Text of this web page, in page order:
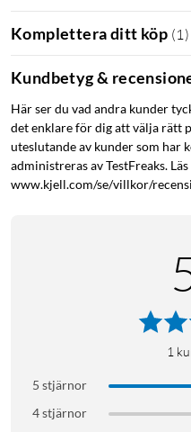
Komplettera ditt köp (1 )
Kundbetyg &
Här ser du vad andra kunder
det enklare för dig att välja rätt
uteslutande av kunder som har
administreras av TestFreaks.
www.kjell.com/se/villkor/
1
5 stjärnor
4 stjärnor